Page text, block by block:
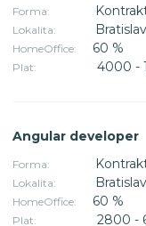
Forma:
Lokalita:
HomeOffice: 60 %
Plat: 4000 -
Angular developer
Forma:
Lokalita:
HomeOffice: 60 %
Plat: 2800 -